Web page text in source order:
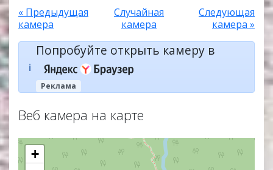
« Предыдущая
камера
Случайная
камера
Следующая
камера »
ℹ️
Попробуйте открыть камеру в
Реклама
Веб камера на карте
+